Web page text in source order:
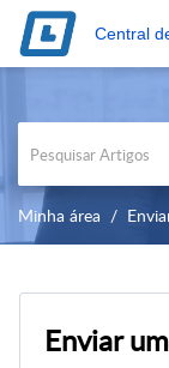
Central
Minha área
Enviar